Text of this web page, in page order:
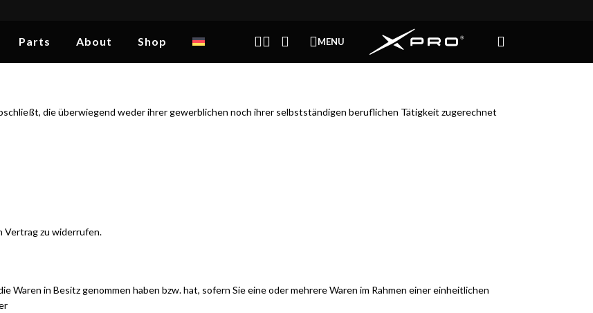
Parts About Shop MENU
die überwiegend weder ihrer gewerblichen noch ihrer selbstständigen beruflichen Tätigkeit zugerechnet
Vertrag zu widerrufen.
in Besitz genommen haben bzw. hat, sofern Sie eine oder mehrere Waren im Rahmen einer einheitlichen